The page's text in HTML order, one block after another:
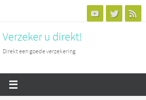
inhoud
springen
Verzeker u direkt!
Direkt een goede verzekering